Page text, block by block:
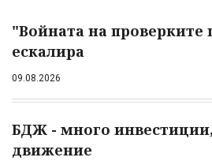
"Войната на проверките
ескалира
09.08.2026
БДЖ - много
движение